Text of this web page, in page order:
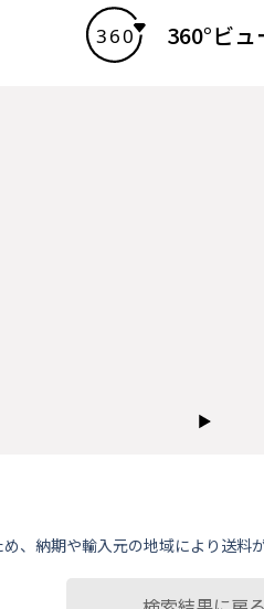
360°ビ
、納期や輸⼊元の地域により送料